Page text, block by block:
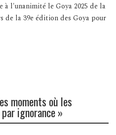
à l'unanimité le Goya 2025 de la
de la 39e édition des Goya pour
moments où les
ignorance »